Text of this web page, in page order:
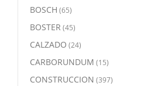
BOSCH (65)
BOSTER (45)
CALZADO (24)
CARBORUNDUM (15)
CONSTRUCCION (397)